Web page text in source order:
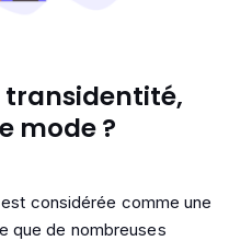
transidentité,
mode ?
considérée comme une
que de nombreuses